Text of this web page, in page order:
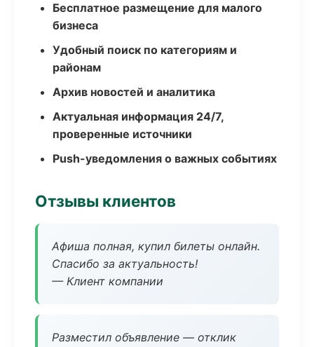
Бесплатное размещение для малого
бизнеса
Удобный поиск по категориям и
районам
Архив новостей и аналитика
Актуальная информация 24/7,
проверенные источники
Push-уведомления о важных событиях
Отзывы клиентов
Афиша полная, купил билеты онлайн.
Спасибо за актуальность!
— Клиент компании
Разместил объявление — отклик